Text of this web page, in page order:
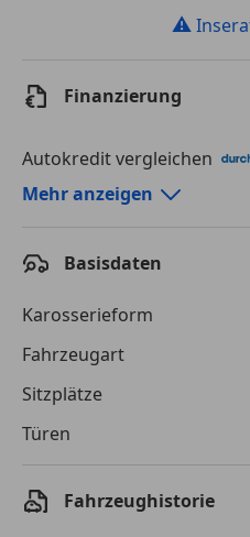
⚠
Finanzierung
Autokredit vergleichen
Autokredit-Rechner von
Laufzeit
Kreditbetrag
Zu zahlender
Einberechnete Gebühren
Mehr anzeigen
Basisdaten
Karosserieform
Fahrzeugart
Sitzplätze
Türen
Fahrzeughistorie